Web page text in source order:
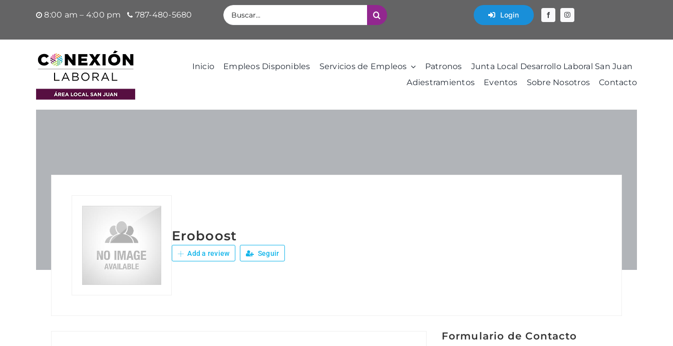
8:00 am – 4:00 pm 787-480-5680 Buscar: Login
Inicio Empleos Disponibles Servicios de Empleos Patronos
Junta Local Desarrollo Laboral San Juan
Adiestramientos
Eventos Sobre Nosotros Contacto
Eroboost
Add a review Seguir
Formulario de Contacto